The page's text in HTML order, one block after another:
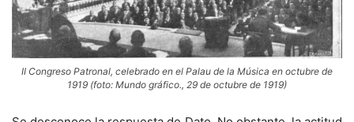
II Congreso Patronal, celebrado en el Palau de la Música en octubre de
1919 (foto: Mundo gráfico., 29 de octubre de 1919)